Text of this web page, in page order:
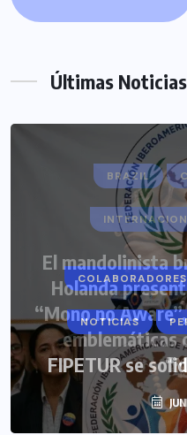
Últimas Noticias
COLABORADORES
NOTICIAS
FIPETUR se